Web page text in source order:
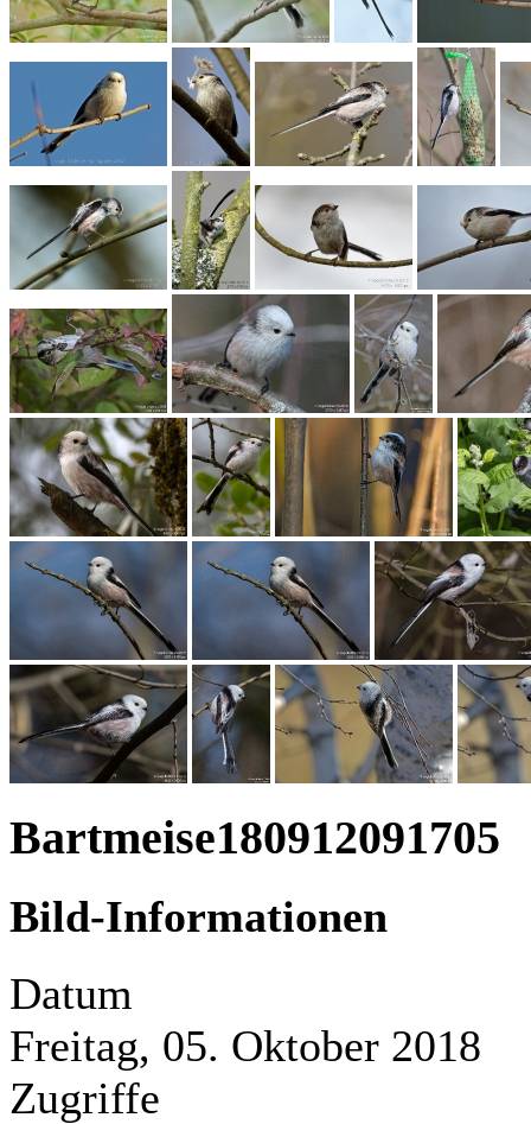
Bartmeise180912091705
Bild-Informationen
Datum
Freitag, 05. Oktober 2018
Zugriffe